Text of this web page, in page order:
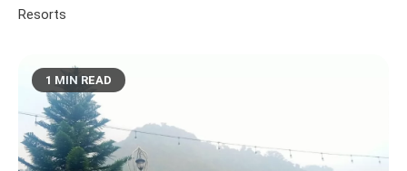
Resorts
1 MIN READ